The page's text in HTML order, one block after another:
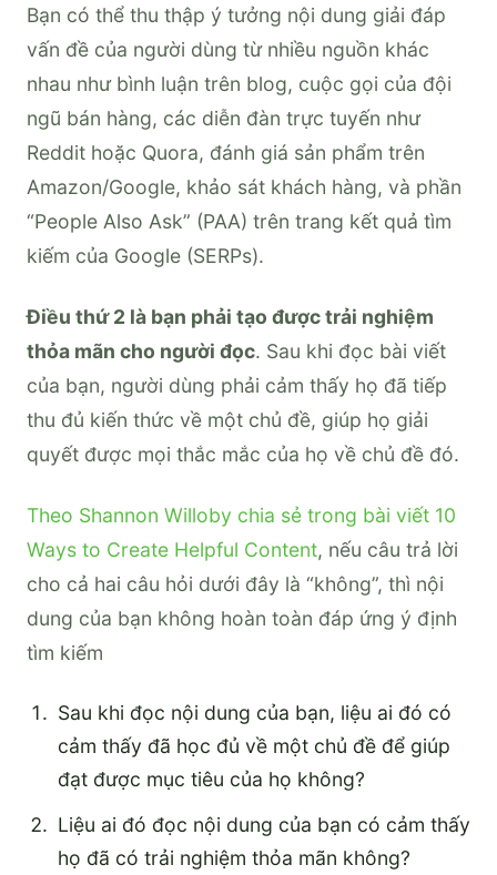
Bạn có thể thu thập ý tưởng nội dung giải đáp
vấn đề của người dùng từ nhiều nguồn khác
nhau như bình luận trên blog, cuộc gọi của đội
ngũ bán hàng, các diễn đàn trực tuyến như
Reddit hoặc Quora, đánh giá sản phẩm trên
Amazon/Google, khảo sát khách hàng, và phần
“People Also Ask” (PAA) trên trang kết quả tìm
kiếm của Google (SERPs).
Điều thứ 2 là bạn phải tạo được trải nghiệm
thỏa mãn cho người đọc. Sau khi đọc bài viết
của bạn, người dùng phải cảm thấy họ đã tiếp
thu đủ kiến thức về một chủ đề, giúp họ giải
quyết được mọi thắc mắc của họ về chủ đề đó.
Theo Shannon Willoby chia sẻ trong bài viết 10
Ways to Create Helpful Content, nếu câu trả lời
cho cả hai câu hỏi dưới đây là “không”, thì nội
dung của bạn không hoàn toàn đáp ứng ý định
tìm kiếm
Sau khi đọc nội dung của bạn, liệu ai đó có
cảm thấy đã học đủ về một chủ đề để giúp
đạt được mục tiêu của họ không?
Liệu ai đó đọc nội dung của bạn có cảm thấy
họ đã có trải nghiệm thỏa mãn không?